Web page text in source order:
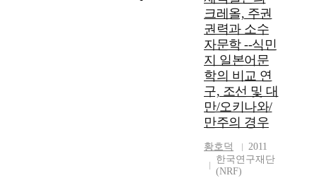
크레올, 주권
권력과 소수
자문학 --식민
지 일본어문
학의 비교 연
구, 조선 및 대
만/오키나와/
만주의 경우
황호덕
2011
한국연구재단
(NRF)